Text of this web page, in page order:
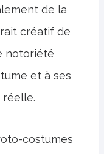
de la
créatif de
notoriété
et à ses
costumes